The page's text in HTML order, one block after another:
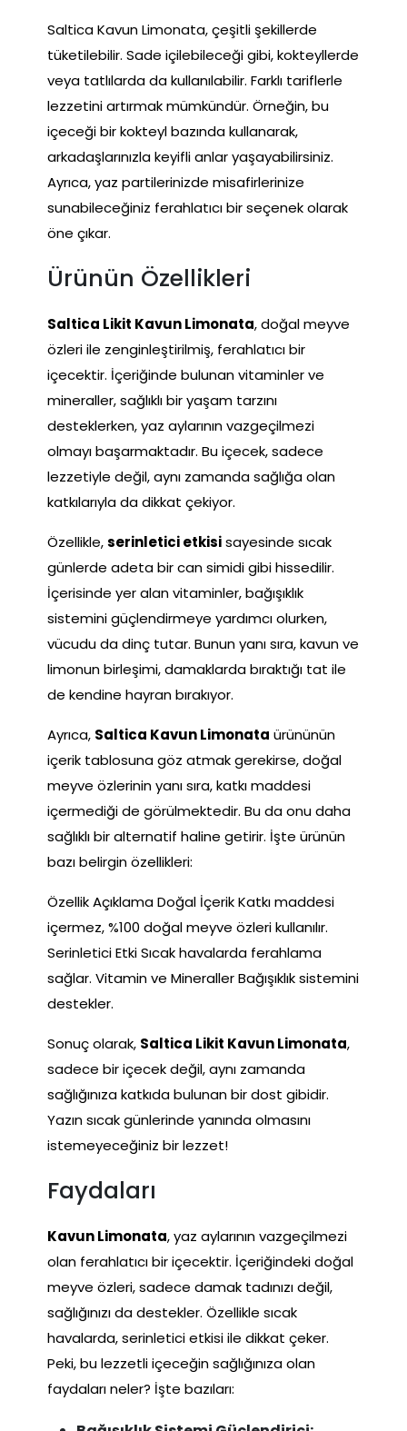
Saltica Kavun Limonata, çeşitli şekillerde
tüketilebilir. Sade içilebileceği gibi, kokteyllerde
veya tatlılarda da kullanılabilir. Farklı tariflerle
lezzetini artırmak mümkündür. Örneğin, bu
içeceği bir kokteyl bazında kullanarak,
arkadaşlarınızla keyifli anlar yaşayabilirsiniz.
Ayrıca, yaz partilerinizde misafirlerinize
sunabileceğiniz ferahlatıcı bir seçenek olarak
öne çıkar.
Ürünün Özellikleri
Saltica Likit Kavun Limonata, doğal meyve
özleri ile zenginleştirilmiş, ferahlatıcı bir
içecektir. İçeriğinde bulunan vitaminler ve
mineraller, sağlıklı bir yaşam tarzını
desteklerken, yaz aylarının vazgeçilmezi
olmayı başarmaktadır. Bu içecek, sadece
lezzetiyle değil, aynı zamanda sağlığa olan
katkılarıyla da dikkat çekiyor.
Özellikle,serinletici etkisisayesinde sıcak
günlerde adeta bir can simidi gibi hissedilir.
İçerisinde yer alan vitaminler, bağışıklık
sistemini güçlendirmeye yardımcı olurken,
vücudu da dinç tutar. Bunun yanı sıra, kavun ve
limonun birleşimi, damaklarda bıraktığı tat ile
de kendine hayran bırakıyor.
Ayrıca, Saltica Kavun Limonata ürününün
içerik tablosuna göz atmak gerekirse, doğal
meyve özlerinin yanı sıra, katkı maddesi
içermediği de görülmektedir. Bu da onu daha
sağlıklı bir alternatif haline getirir. İşte ürünün
bazı belirgin özellikleri:
Özellik Açıklama Doğal İçerik Katkı maddesi
içermez, %100 doğal meyve özleri kullanılır.
Serinletici Etki Sıcak havalarda ferahlama
sağlar. Vitamin ve Mineraller Bağışıklık sistemini
destekler.
Sonuç olarak, Saltica Likit Kavun Limonata,
sadece bir içecek değil, aynı zamanda
sağlığınıza katkıda bulunan bir dost gibidir.
Yazın sıcak günlerinde yanında olmasını
istemeyeceğiniz bir lezzet!
Faydaları
Kavun Limonata, yaz aylarının vazgeçilmezi
olan ferahlatıcı bir içecektir. İçeriğindeki doğal
meyve özleri, sadece damak tadınızı değil,
sağlığınızı da destekler. Özellikle sıcak
havalarda, serinletici etkisi ile dikkat çeker.
Peki, bu lezzetli içeceğin sağlığınıza olan
faydaları neler? İşte bazıları: